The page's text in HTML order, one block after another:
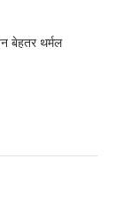
बेहतर थर्मल